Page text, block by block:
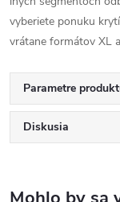
vyberiete ponuku
vrátane formátov XL
Parametre
Diskusia